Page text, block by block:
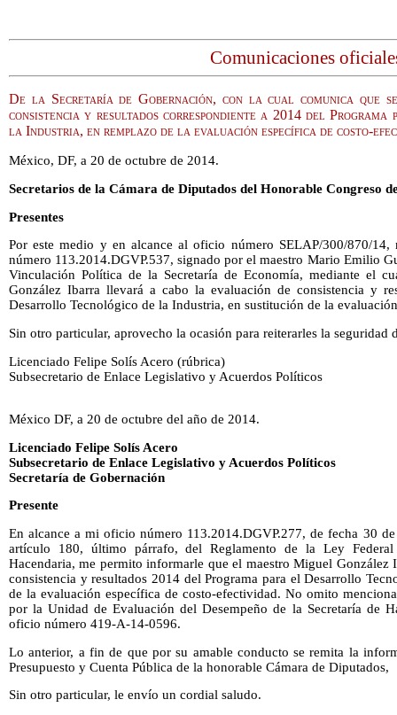
Comunicaciones
De la Secretaría de Gobernación, con la cual comunica que
consistencia y resultados correspondiente a 2014 del
la Industria, en remplazo de la evaluación específica de costo-
México, DF, a 20 de octubre de 2014.
Secretarios de la Cámara de Diputados del Honorable Congreso
Presentes
Por este medio y en alcance al oficio número SELAP/300/870/
número 113.2014.DGVP.537, signado por el maestro Mario Emilio
Vinculación Política de la Secretaría de Economía, mediante el
González Ibarra llevará a cabo la evaluación de consistencia y
Desarrollo Tecnológico de la Industria, en sustitución de la
Sin otro particular, aprovecho la ocasión para reiterarles la
Licenciado Felipe Solís Acero (rúbrica)
Subsecretario de Enlace Legislativo y Acuerdos Políticos
México DF, a 20 de octubre del año de 2014.
Licenciado Felipe Solís Acero
Subsecretario de Enlace Legislativo y Acuerdos Políticos
Secretaría de Gobernación
Presente
En alcance a mi oficio número 113.2014.DGVP.277, de fecha 30
artículo 180, último párrafo, del Reglamento de la Ley Federal
Hacendaria, me permito informarle que el maestro Miguel González
consistencia y resultados 2014 del Programa para el Desarrollo
de la evaluación específica de costo-efectividad. No omito
por la Unidad de Evaluación del Desempeño de la Secretaría de
oficio número 419-A-14-0596.
Lo anterior, a fin de que por su amable conducto se remita la
Presupuesto y Cuenta Pública de la honorable Cámara de Diputados,
Sin otro particular, le envío un cordial saludo.